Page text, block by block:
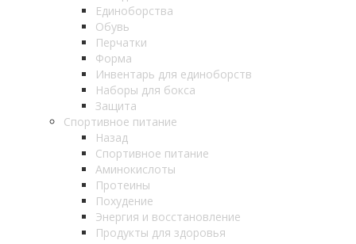
Единоборства
Обувь
Перчатки
Форма
Инвентарь для единоборств
Наборы для бокса
Защита
Спортивное питание
Назад
Спортивное питание
Аминокислоты
Протеины
Похудение
Энергия и восстановление
Продукты для здоровья